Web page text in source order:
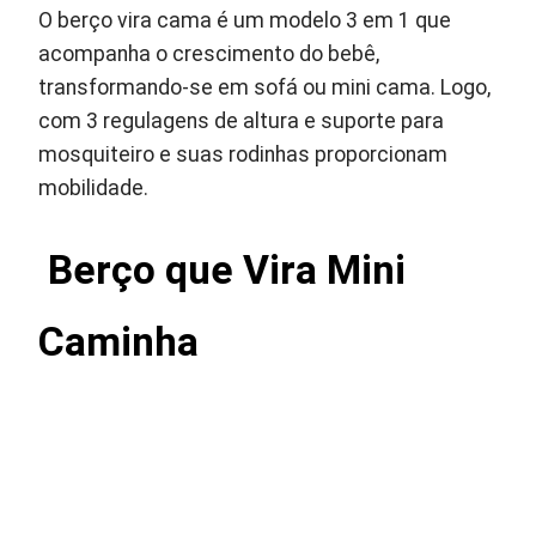
O berço vira cama é um modelo 3 em 1 que
acompanha o crescimento do bebê,
transformando-se em sofá ou mini cama. Logo,
com 3 regulagens de altura e suporte para
mosquiteiro e suas rodinhas proporcionam
mobilidade.
Berço que Vira Mini
Caminha